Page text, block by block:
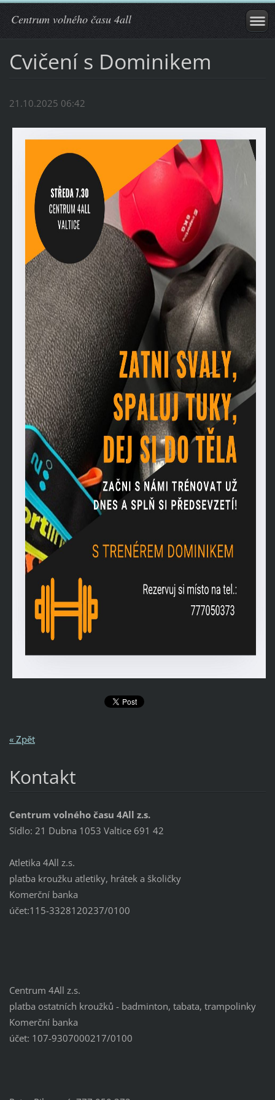
Centrum volného času 4all
Cvičení s Dominikem
21.10.2025 06:42
« Zpět
Kontakt
Centrum volného času 4All z.s.
Sídlo: 21 Dubna 1053 Valtice 691 42
Atletika 4All z.s.
platba kroužku atletiky, hrátek a školičky
Komerční banka
účet:115-3328120237/0100
Centrum 4All z.s.
platba ostatních kroužků - badminton, tabata, trampolinky
Komerční banka
účet: 107-9307000217/0100